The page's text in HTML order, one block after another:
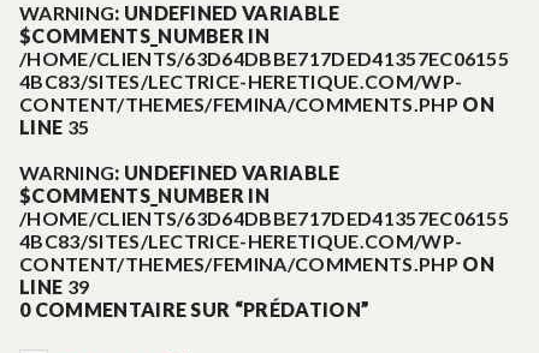
WARNING: UNDEFINED VARIABLE
$COMMENTS_NUMBER IN
/HOME/CLIENTS/63D64DBBE717DED41357EC06155
4BC83/SITES/LECTRICE-HERETIQUE.COM/WP-
CONTENT/THEMES/FEMINA/COMMENTS.PHP ON
LINE 35
WARNING: UNDEFINED VARIABLE
$COMMENTS_NUMBER IN
/HOME/CLIENTS/63D64DBBE717DED41357EC06155
4BC83/SITES/LECTRICE-HERETIQUE.COM/WP-
CONTENT/THEMES/FEMINA/COMMENTS.PHP ON
LINE 39
0 COMMENTAIRE SUR “PRÉDATION”